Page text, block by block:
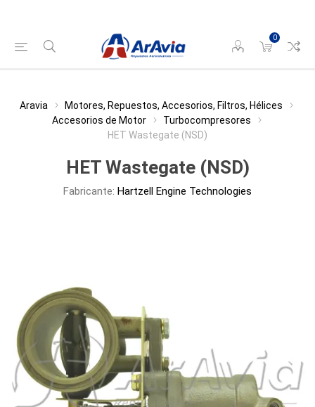
0
Aravia
Motores, Repuestos, Accesorios, Filtros, Hélices
Accesorios de Motor
Turbocompresores
HET Wastegate (NSD)
HET Wastegate (NSD)
Fabricante: Hartzell Engine Technologies